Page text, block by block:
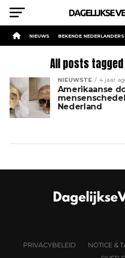
NIEUWS BEKENDE NEDERLANDERS
All posts
NIEUWSTE 4 jaar
Amerikaanse
Nederland
PRIVACYBELEID
NOTICE &